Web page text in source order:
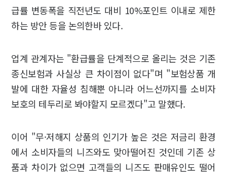
급률 변동폭을 직전년도 대비 10%포인트 이내로 제한
하는 방안 등을 논의한바 있다.
업계 관계자는 "환급률을 단계적으로 올리는 것은 기존
종신보험과 사실상 큰 차이점이 없다"며 "보험상품 개
발에 대한 자율성 침해뿐 아니라 어느선까지를 소비자
보호의 테두리로 봐야할지 모르겠다"고 말했다.
이어 "무·저해지 상품의 인기가 높은 것은 저금리 환경
에서 소비자들의 니즈와도 맞아떨어진 것인데 기존 상
품과 차이가 없으면 고객들의 니즈도 판매유인도 떨어